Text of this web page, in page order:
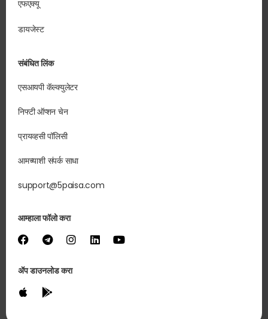
एफएक्यू
डायजेस्ट
संबंधित लिंक
एसआयपी कॅल्क्युलेटर
निफ्टी ऑप्शन चेन
प्रायव्हसी पॉलिसी
आमच्याशी संपर्क साधा
support@5paisa.com
आम्हाला फॉलो करा
ॲप डाउनलोड करा